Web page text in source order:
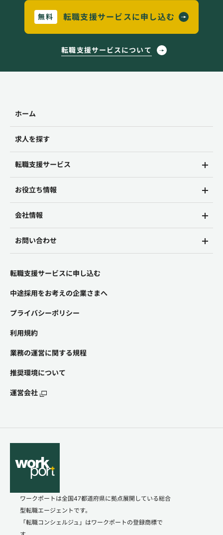
無料 転職支援サービスに申し込む
転職支援サービスについて
ホーム
求人を探す
転職支援サービス
お役立ち情報
会社情報
お問い合わせ
転職支援サービスに申し込む
中途採用をお考えの企業さまへ
プライバシーポリシー
利用規約
業務の運営に関する規程
推奨環境について
運営会社
ワークポートは全国47都道府県に拠点展開している総合
型転職エージェントです。
「転職コンシェルジュ」はワークポートの登録商標で